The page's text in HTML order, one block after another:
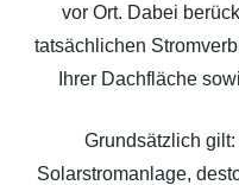
vor Ort. Dabei
tatsächlichen
Ihrer Dachfläche
Grundsätzlich
Solarstromanlage,